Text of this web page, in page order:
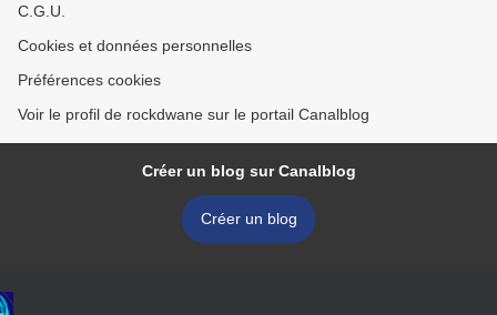
C.G.U.
Cookies et données personnelles
Préférences cookies
Voir le profil de rockdwane sur le portail Canalblog
Créer un blog sur Canalblog
Créer un blog